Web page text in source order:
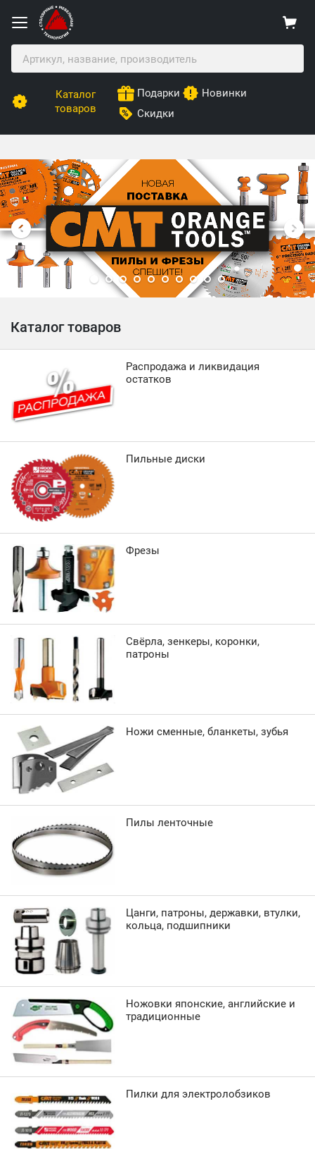
Каталог
товаров
Подарки
Новинки
Скидки
Столярные Мебельные Технологии
Каталог товаров
Распродажа и ликвидация
остатков
Пильные диски
Фрезы
Свёрла, зенкеры, коронки,
патроны
Ножи сменные, бланкеты, зубья
Пилы ленточные
Цанги, патроны, державки, втулки,
кольца, подшипники
Ножовки японские, английские и
традиционные
Пилки для электролобзиков